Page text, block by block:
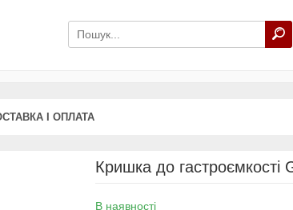
І ОПЛАТА
Кришка до гастроємкості
В наявності